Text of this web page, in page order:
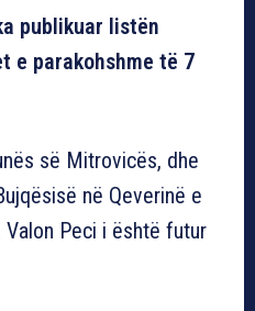
publikuar listën
e parakohshme të 7
së Mitrovicës, dhe
në Qeverinë e
Peci i është futur